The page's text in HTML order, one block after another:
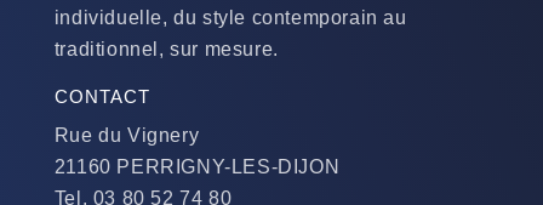
individuelle, du style contemporain au
traditionnel, sur mesure.
CONTACT
Rue du Vignery
21160 PERRIGNY-LES-DIJON
Tel. 03 80 52 74 80